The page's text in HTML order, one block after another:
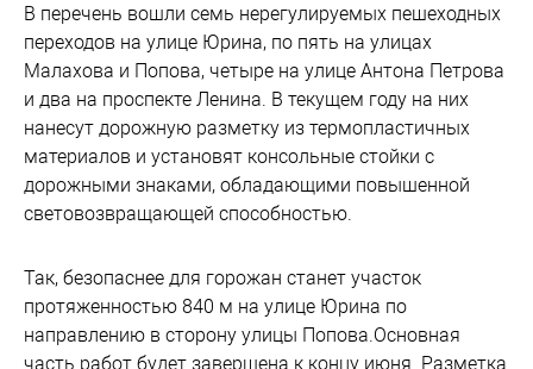
В перечень вошли семь нерегулируемых пешеходных
переходов на улице Юрина, по пять на улицах
Малахова и Попова, четыре на улице Антона Петрова
и два на проспекте Ленина. В текущем году на них
нанесут дорожную разметку из термопластичных
материалов и установят консольные стойки с
дорожными знаками, обладающими повышенной
световозвращающей способностью.
Так, безопаснее для горожан станет участок
протяженностью 840 м на улице Юрина по
направлению в сторону улицы Попова.Основная
часть работ будет завершена к концу июня. Разметка